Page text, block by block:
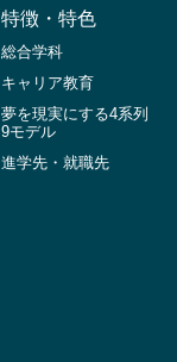
特徴・特色
総合学科
キャリア教育
夢を現実にする4系列
9モデル
進学先・就職先